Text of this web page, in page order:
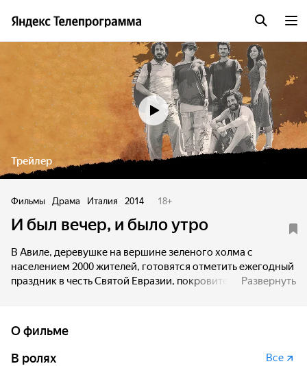
Трейлер
Фильмы Драма Италия 2014 18+
И был вечер, и было утро
В Авиле, деревушке на вершине зеленого холма с
населением 2000 жителей, готовятся отметить ежегодный
праздник в честь Святой Евразии, покровительницы
время начинается паника…
Развернуть
О фильме
В ролях
Все